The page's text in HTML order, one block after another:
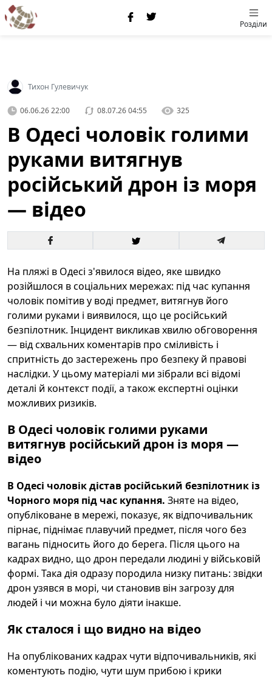
Розділи
Тихон Гулевичук
06.06.26 22:00 08.07.26 04:55 325
В Одесі чоловік голими
руками витягнув
російський дрон із моря
— відео
На пляжі в Одесі з'явилося відео, яке швидко
розійшлося в соціальних мережах: під час купання
чоловік помітив у воді предмет, витягнув його
голими руками і виявилося, що це російський
безпілотник. Інцидент викликав хвилю обговорення
— від схвальних коментарів про сміливість і
спритність до застережень про безпеку й правові
наслідки. У цьому матеріалі ми зібрали всі відомі
деталі й контекст події, а також експертні оцінки
можливих ризиків.
В Одесі чоловік голими руками
витягнув російський дрон із моря —
відео
В Одесі чоловік дістав російський безпілотник із
Чорного моря під час купання. Зняте на відео,
опубліковане в мережі, показує, як відпочивальник
пірнає, піднімає плавучий предмет, після чого без
вагань підносить його до берега. Після цього на
кадрах видно, що дрон передали людині у військовій
формі. Така дія одразу породила низку питань: звідки
дрон узявся в морі, чи становив він загрозу для
людей і чи можна було діяти інакше.
Як сталося і що видно на відео
На опублікованих кадрах чути відпочивальників, які
коментують подію, чути шум прибою і крики